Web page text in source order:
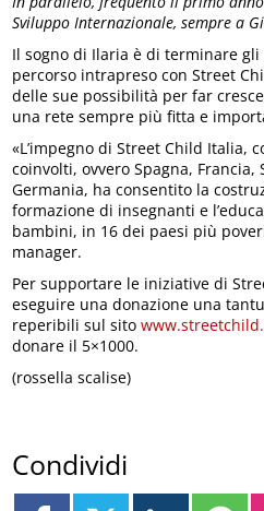
Sviluppo Internazionale, sempre a
Il sogno di Ilaria è di terminare
percorso intrapreso con Street
delle sue possibilità per far
una rete sempre più fitta e
«L’impegno di Street Child Italia,
coinvolti, ovvero Spagna, Francia,
Germania, ha consentito la
formazione di insegnanti e
bambini, in 16 dei paesi più
manager.
Per supportare le iniziative di
eseguire una donazione una
reperibili sul sito
donare il 5×1000.
(rossella scalise)
Condividi